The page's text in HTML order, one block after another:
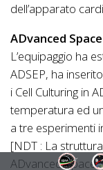
dell’apparato
ADvanced
L’equipaggio ha
ADSEP, ha
i Cell Culturing in
temperatura ed
a tre esperimenti
[NDT : La
ADvanced Space